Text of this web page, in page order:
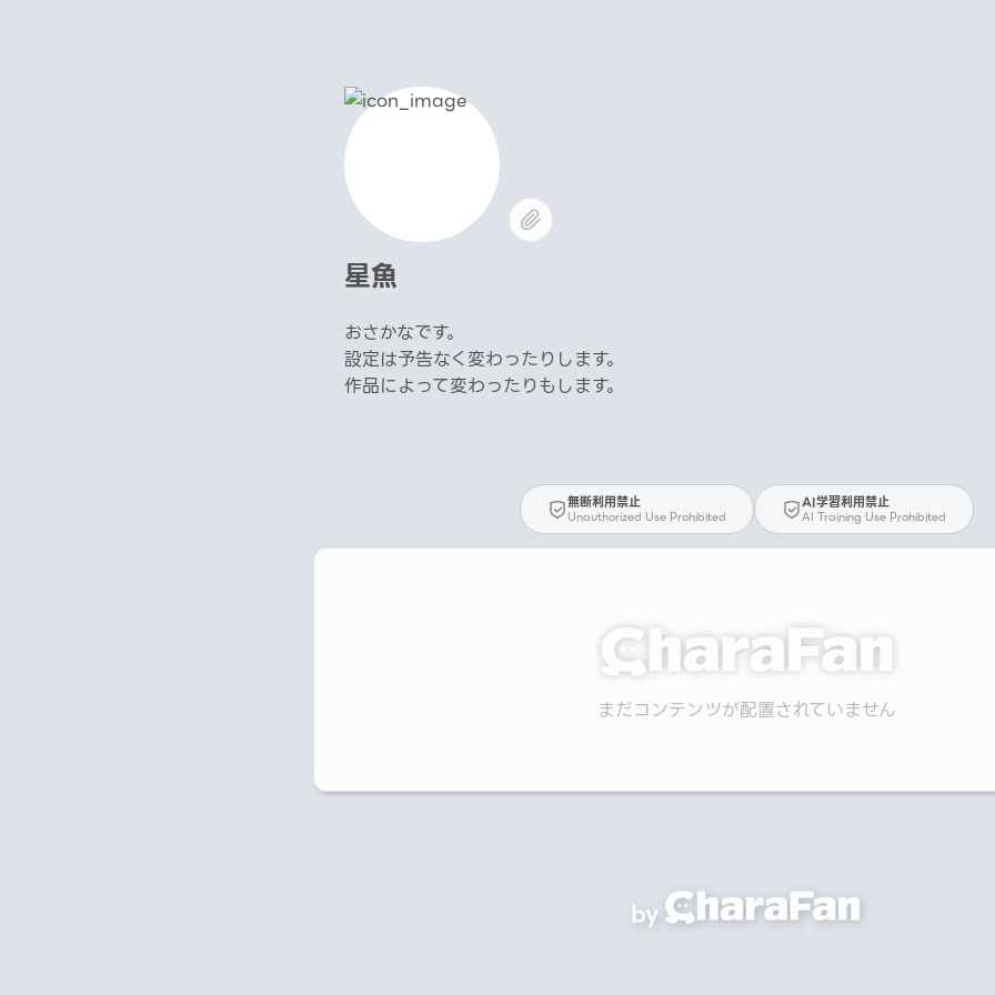
星魚
おさかなです。
設定は予告なく変わったりします。
作品によって変わったりもします。
無断利用禁止
Unauthorized Use Prohibited
AI学習利用禁止
AI Training Use Prohibited
まだコンテンツが配置されていません
by